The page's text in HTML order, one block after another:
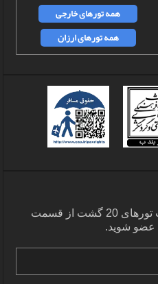
همه تورهای خارجی
همه تورهای ارزان
جهت اطلاع از آفرها و تخفیفات تورهای 20 گشت از قسمت
عضو شوید.